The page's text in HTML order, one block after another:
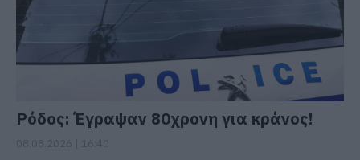
Ρόδος: Έγραψαν 80χρονη για κράνος!